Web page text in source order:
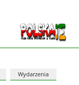
Wydarzenia